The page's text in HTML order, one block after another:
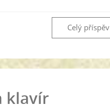
Celý
klavír